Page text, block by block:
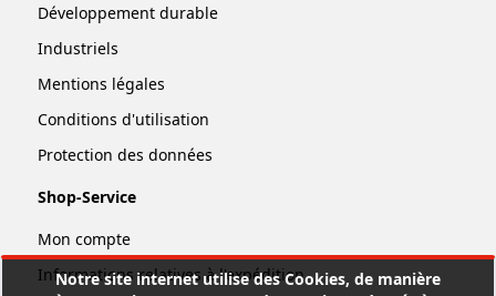
Notre site internet utilise des Cookies, de manière
Développement durable
Industriels
Mentions légales
Conditions d'utilisation
Protection des données
Shop-Service
Mon compte
Informations relatives à l'expédition